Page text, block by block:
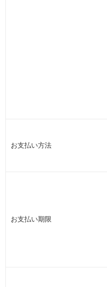
お支払い方法
お支払い期限